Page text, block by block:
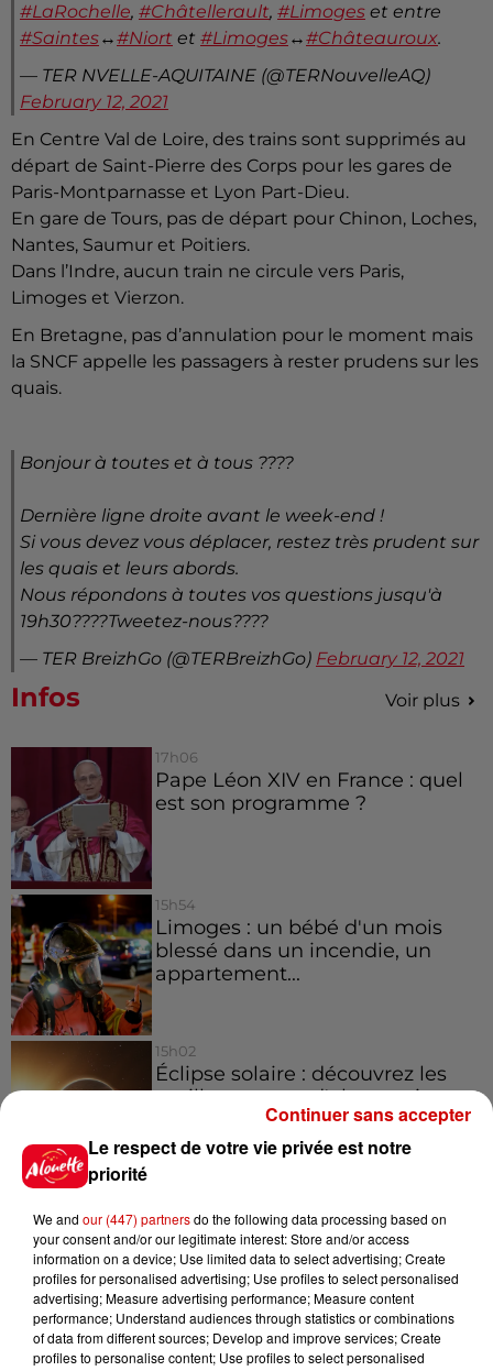
#LaRochelle, #Châtellerault, #Limoges et entre
#Saintes↔#Niort et #Limoges↔#Châteauroux.
— TER NVELLE-AQUITAINE (@TERNouvelleAQ)
February 12, 2021
En Centre Val de Loire, des trains sont supprimés au
départ de Saint-Pierre des Corps pour les gares de
Paris-Montparnasse et Lyon Part-Dieu.
En gare de Tours, pas de départ pour Chinon, Loches,
Nantes, Saumur et Poitiers.
Dans l’Indre, aucun train ne circule vers Paris,
Limoges et Vierzon.
En Bretagne, pas d’annulation pour le moment mais
la SNCF appelle les passagers à rester prudens sur les
quais.
Bonjour à toutes et à tous ????
Dernière ligne droite avant le week-end !
Si vous devez vous déplacer, restez très prudent sur
les quais et leurs abords.
Nous répondons à toutes vos questions jusqu'à
19h30????Tweetez-nous????
— TER BreizhGo (@TERBreizhGo) February 12, 2021
Infos Voir plus
17h06
Pape Léon XIV en France : quel
est son programme ?
15h54
Limoges : un bébé d'un mois
blessé dans un incendie, un
appartement...
15h02
Éclipse solaire : découvrez les
meilleurs spots d'observation
À LA UNE : professeur
condamné, repreneurs pour
Duralex et la...
Le respect de votre vie privée est notre
priorité
We and our (447) partnersdo the following data processing based on
your consent and/or our legitimate interest: Store and/or access
information on a device; Use limited data to select advertising; Create
profiles for personalised advertising; Use profiles to select personalised
advertising; Measure advertising performance; Measure content
performance; Understand audiences through statistics or combinations
of data from different sources; Develop and improve services; Create
profiles to personalise content; Use profiles to select personalised
Continuer sans accepter